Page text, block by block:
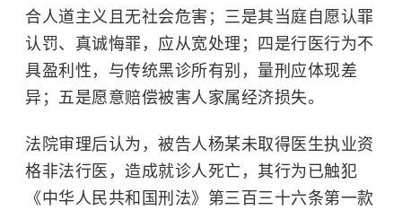
合人道主义且无社会危害；三是其当庭自愿认罪
认罚、真诚悔罪，应从宽处理；四是行医行为不
具盈利性，与传统黑诊所有别，量刑应体现差
异；五是愿意赔偿被害人家属经济损失。
法院审理后认为，被告人杨某未取得医生执业资
格非法行医，造成就诊人死亡，其行为已触犯
《中华人民共和国刑法》第三百三十六条第一款